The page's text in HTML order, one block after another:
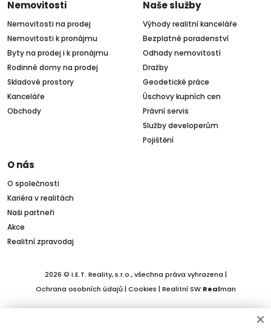
Nemovitosti
Nemovitosti na prodej
Nemovitosti k pronájmu
Byty na prodej i k pronájmu
Rodinné domy na prodej
Skladové prostory
Kanceláře
Obchody
Naše služby
Výhody realitní kanceláře
Bezplatné poradenství
Odhady nemovitostí
Dražby
Geodetické práce
Úschovy kupních cen
Právní servis
Služby developerům
Pojištění
O nás
O společnosti
Kariéra v realitách
Naši partneři
Akce
Realitní zpravodaj
2026 © I.E.T. Reality, s.r.o., všechna práva vyhrazena |
Ochrana osobních údajů| Cookies | Realitní SW Realman
×